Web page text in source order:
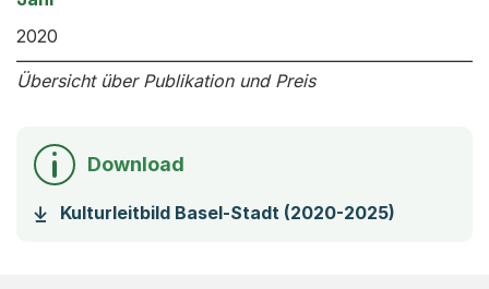
2020
Übersicht über Publikation und Preis
Download
Kulturleitbild Basel-Stadt (2020-2025)